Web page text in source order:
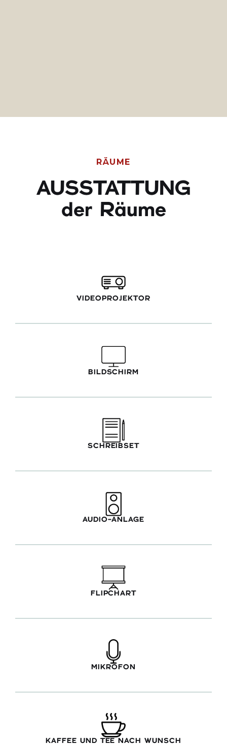
RÄUME
AUSSTATTUNG
der Räume
VIDEOPROJEKTOR
BILDSCHIRM
SCHREIBSET
AUDIO-ANLAGE
FLIPCHART
MIKROFON
KAFFEE UND TEE NACH WUNSCH